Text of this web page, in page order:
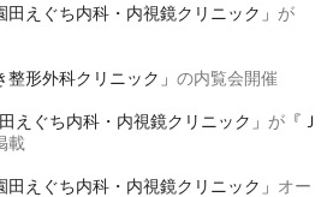
田えぐち内科・内視鏡クリニック」 が
整形外科クリニック」 の内覧会開催
田えぐち内科・内視鏡クリニック」 が 『Ｊ
載
田えぐち内科・内視鏡クリニック」 オー